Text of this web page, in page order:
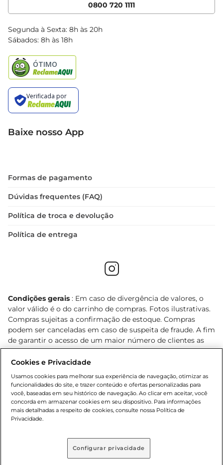
Clube Bretas
Blog Bretas
Black Friday
0800 720 1111
Segunda à Sexta: 8h às 20h
Sábados: 8h às 18h
Baixe nosso App
Formas de pagamento
Dúvidas frequentes (FAQ)
Política de troca e devolução
Política de entrega
Condições gerais : Em caso de divergência de valores, o
valor válido é o do carrinho de compras. Fotos ilustrativas.
Compras sujeitas a confirmação de estoque. Compras
podem ser canceladas em caso de suspeita de fraude. A fim
de garantir o acesso de um maior número de clientes as
nossas promoções, a compra de produtos com preços
promocionais poderá ter sua quantidade limitada por
cliente. Os preços, ofertas e condições são exclusivos para
o e-commerce e válidos durante o dia de hoje, podendo
sofrer alterações sem prévia notificação. Proibida a venda
de bebidas alcoólicas para menores de 18 anos, conforme
Lei n.º 8069/90, art. 81, inciso II (Estatuto da Criança e do
prévio. O valor mínimo para as compras on-line é de R$
Cookies e Privacidade
Usamos cookies para melhorar sua experiência de navegação, otimizar as
funcionalidades do site, e trazer conteúdo e ofertas personalizadas para
você, baseadas em seu histórico de navegação. Ao clicar em aceitar, você
concorda em armazenar cookies em seu dispositivo. Para informações
mais detalhadas a respeito de cookies, consulte nossa Política de
Privacidade.
Configurar privacidade